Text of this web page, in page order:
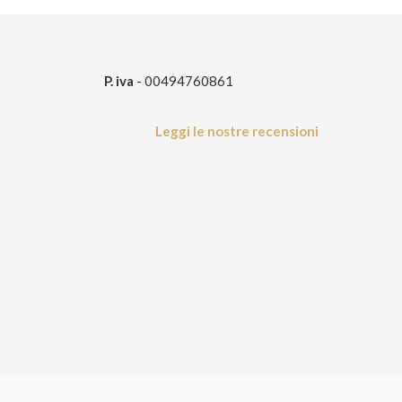
P. iva - 00494760861
Leggi le nostre recensioni